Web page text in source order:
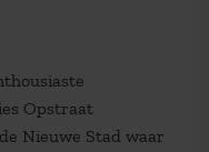
Opstraat
Nieuwe Stad waar